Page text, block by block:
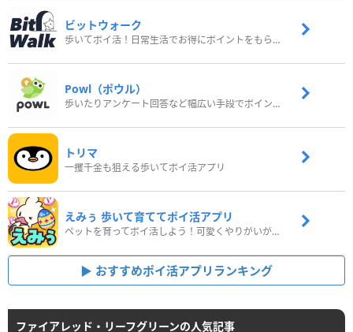
ビットウォーク
歩いてポイ活！日常生活でお得にポイントをもらおう
Powl（ポウル）
歩いたりアンケート回答など幅広い手段でポイントをゲット
トリマ
一攫千金も狙える歩いてポイ活アプリ
えみぅ 歩いて育ててポイ活アプリ
ペットを育ってポイ活しよう！可愛くやりがいがある新感覚アプリ
おすすめポイ活アプリランキング
ファイアレッド・リーフグリーンの人気記事